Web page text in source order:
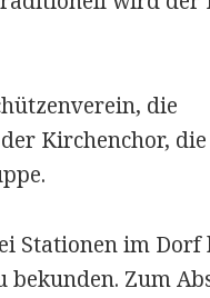
die
Kirchenchor, die
Stationen im
bekunden. Zum